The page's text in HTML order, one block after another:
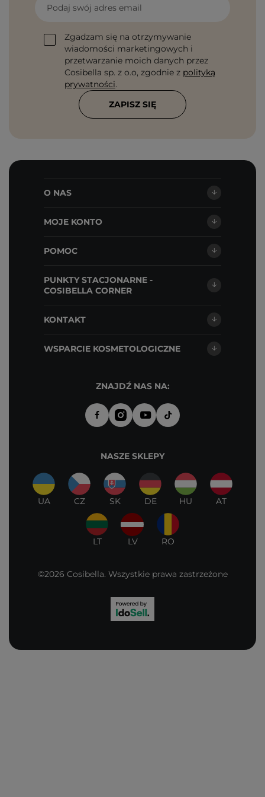
Podaj swój adres email
Zgadzam się na otrzymywanie
wiadomości marketingowych i
przetwarzanie moich danych przez
Cosibella sp. z o.o, zgodnie z polityką
prywatności.
ZAPISZ SIĘ
O NAS
MOJE KONTO
POMOC
PUNKTY STACJONARNE -
COSIBELLA CORNER
KONTAKT
WSPARCIE KOSMETOLOGICZNE
ZNAJDŹ NAS NA:
NASZE SKLEPY
UA CZ SK DE HU AT
LT LV RO
©2026 Cosibella. Wszystkie prawa zastrzeżone